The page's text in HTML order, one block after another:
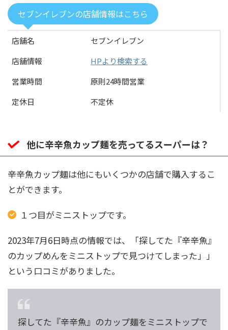
セブンイレブンの店舗情報はこちら
店舗名
セブンイレブン
店舗情報
HPより検索する
営業時間
原則24時間営業
定休日
不定休
他に辛辛魚カップ麺を売ってるスーパーは？
辛辛魚カップ麺は他にもいくつかの店舗で購入するこ
とができます。
１つ目がミニストップです。
2023年7月6日時点の情報では、「探してた『辛辛魚』
のカップめんをミニストップで見つけてしまった」」
という口コミがありました。
探してた『辛辛魚』のカップ麺をミニストップで